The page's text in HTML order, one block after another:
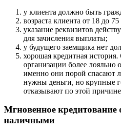
у клиента должно быть
возраста клиента от 18 до 75
указание реквизитов
для зачисления выплаты;
у будущего заемщика нет
хорошая кредитная
организации более лояльно
именно они порой спасают
нужны деньги, но крупные
отказывают по этой
Мгновенное кредитование
наличными